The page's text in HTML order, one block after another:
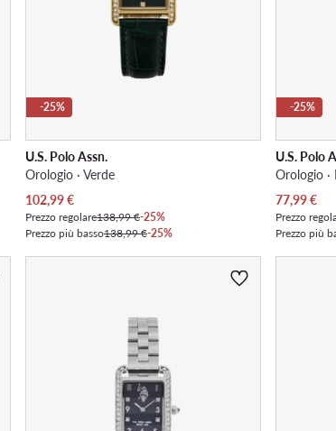
-25%
U.S. Polo Assn.
Orologio · Verde
Prezzo attuale
102,99€
Prezzo regolare138,99 €-25%
Prezzo più basso138,99 €-25%
-25%
U.S. Polo
Orologio ·
Prezzo
77,99€
Prezzo
Prezzo più